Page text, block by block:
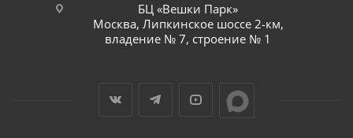
БЦ «Вешки Парк»
Москва, Липкинское шоссе 2-км,
владение № 7, строение № 1